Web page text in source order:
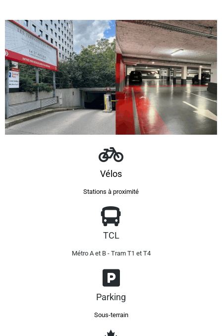
Vélos
Stations à proximité
TCL
Métro A et B - Tram T1 et T4
Parking
Sous-terrain